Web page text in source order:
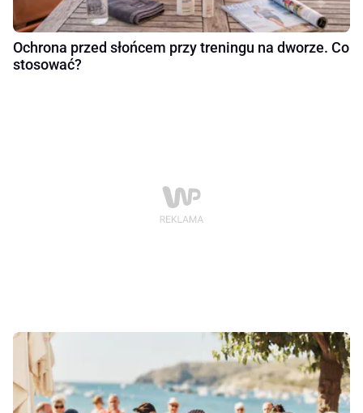
Ochrona przed słońcem przy treningu na dworze. Co
stosować?